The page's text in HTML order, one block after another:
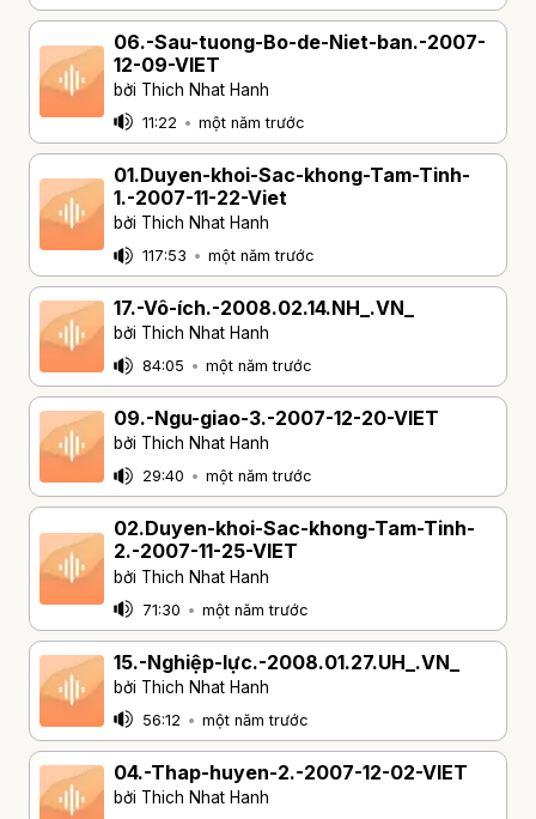
06.-Sau-tuong-Bo-de-Niet-ban.-2007-
12-09-VIET
bởi Thich Nhat Hanh
11:22 • một năm trước
01.Duyen-khoi-Sac-khong-Tam-Tinh-
1.-2007-11-22-Viet
bởi Thich Nhat Hanh
117:53 • một năm trước
17.-Vô-ích.-2008.02.14.NH_.VN_
bởi Thich Nhat Hanh
84:05 • một năm trước
09.-Ngu-giao-3.-2007-12-20-VIET
bởi Thich Nhat Hanh
29:40 • một năm trước
02.Duyen-khoi-Sac-khong-Tam-Tinh-
2.-2007-11-25-VIET
bởi Thich Nhat Hanh
71:30 • một năm trước
15.-Nghiệp-lực.-2008.01.27.UH_.VN_
bởi Thich Nhat Hanh
56:12 • một năm trước
04.-Thap-huyen-2.-2007-12-02-VIET
bởi Thich Nhat Hanh